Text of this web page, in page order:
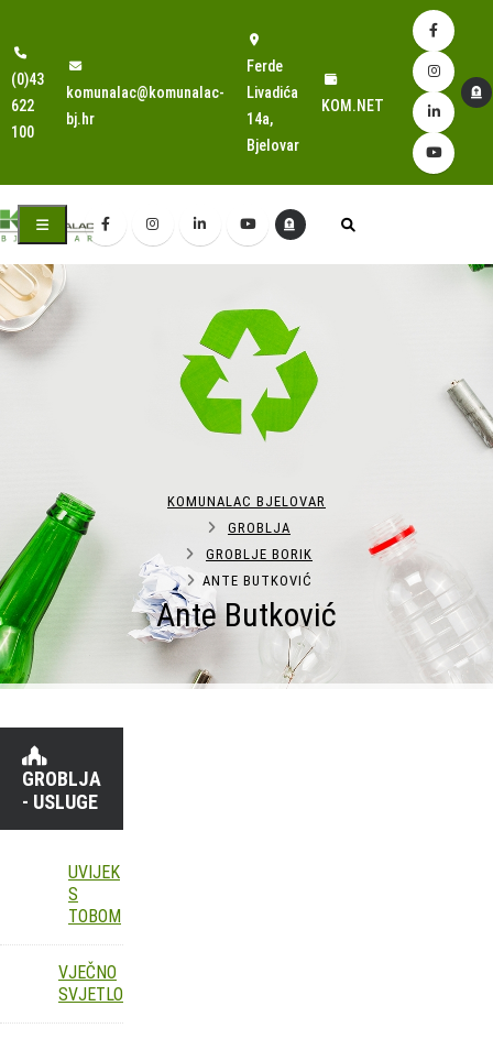
(0)43
622
100
komunalac@komunalac-
bj.hr
Ferde
Livadića
14a,
Bjelovar
KOM.NET
Ante Butković
KOMUNALAC BJELOVAR
GROBLJA
GROBLJE BORIK
ANTE BUTKOVIĆ
GROBLJA
- USLUGE
UVIJEK
S
TOBOM
VJEČNO
SVJETLO